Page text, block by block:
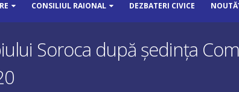
CONSILIUL RAIONAL DEZBATERI CIVICE
Soroca după ședința